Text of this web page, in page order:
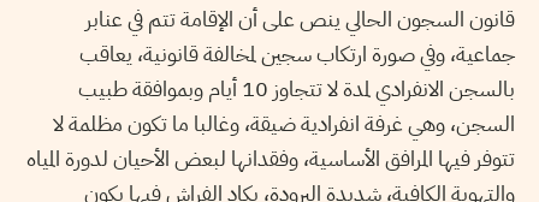
قانون السجون الحالي ينص على أن الإقامة تتم في عنابر
جماعية، وفي صورة ارتكاب سجين لمخالفة قانونية، يعاقب
بالسجن الانفرادي لمدة لا تتجاوز 10 أيام وبموافقة طبيب
السجن، وهي غرفة انفرادية ضيقة، وغالبا ما تكون مظلمة لا
تتوفر فيها المرافق الأساسية، وفقدانها لبعض الأحيان لدورة المياه
والتهوية الكافية، شديدة البرودة، يكاد الفراش فيها يكون